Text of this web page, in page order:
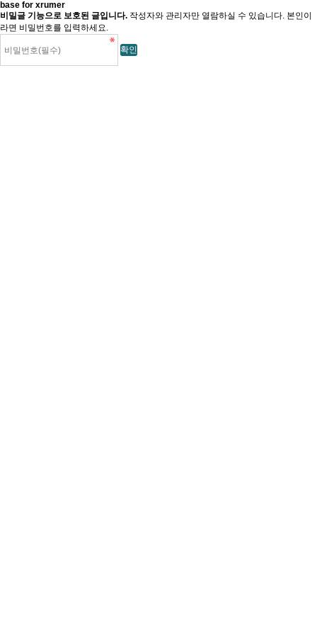
base for xrumer
비밀글 기능으로 보호된 글입니다. 작성자와 관리자만 열람하실 수 있습니다. 본인이
라면 비밀번호를 입력하세요.